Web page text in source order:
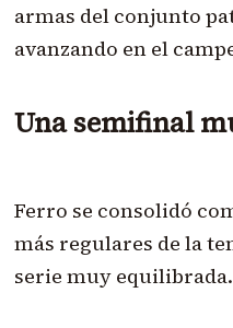
armas del conjunto
avanzando en el
Una semifinal
Ferro se consolidó
más regulares de la
serie muy equilibrada.